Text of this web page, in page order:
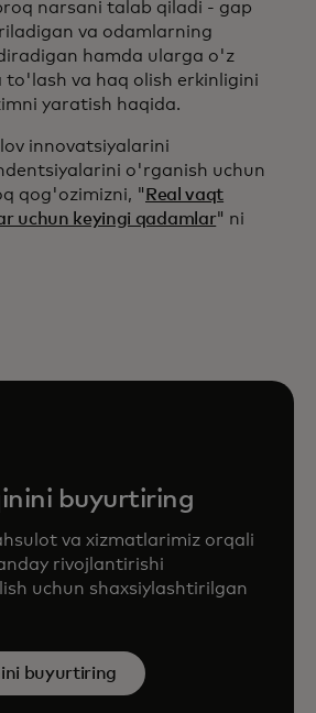
narsani talab qiladi - gap
va odamlarning
hamda ularga o'z
to'lash va haq olish erkinligini
yaratish haqida.
innovatsiyalarini
o'rganish uchun
qog'ozimizni, " Real vaqt
uchun keyingi qadamlar" ni
buyurtiring
va xizmatlarimiz orqali
rivojlantirishi
uchun shaxsiylashtirilgan
buyurtiring